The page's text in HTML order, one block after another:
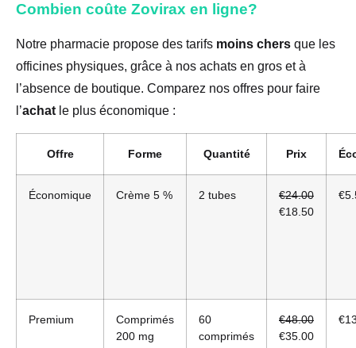
Combien coûte Zovirax en ligne?
Notre pharmacie propose des tarifs moins chers que les
officines physiques, grâce à nos achats en gros et à
l’absence de boutique. Comparez nos offres pour faire
l’achat le plus économique :
Offre Forme Quantité Prix
Économique Crème 5 % 2 tubes
€24.00
€18.50
Premium
Comprimés
200 mg
60
comprimés
€48.00
€35.00